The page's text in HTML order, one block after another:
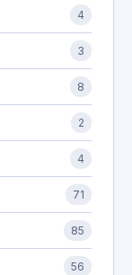
4
3
8
2
4
71
85
56